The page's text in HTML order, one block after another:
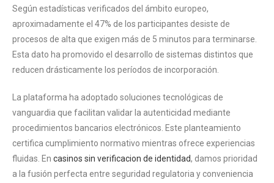
Según estadísticas verificados del ámbito europeo,
aproximadamente el 47% de los participantes desiste de
procesos de alta que exigen más de 5 minutos para terminarse.
Esta dato ha promovido el desarrollo de sistemas distintos que
reducen drásticamente los períodos de incorporación.
La plataforma ha adoptado soluciones tecnológicas de
vanguardia que facilitan validar la autenticidad mediante
procedimientos bancarios electrónicos. Este planteamiento
certifica cumplimiento normativo mientras ofrece experiencias
fluidas. En casinos sin verificacion de identidad, damos prioridad
a la fusión perfecta entre seguridad regulatoria y conveniencia